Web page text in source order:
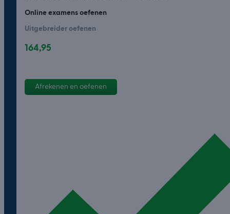
Online examens oefenen
Uitgebreider oefenen
164,95
Afrekenen en oefenen